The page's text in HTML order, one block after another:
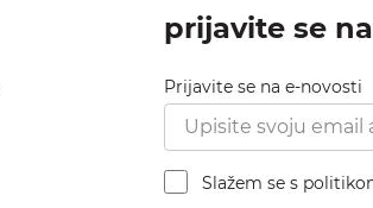
prijavite se
Prijavite se na e-novosti
Slažem se s